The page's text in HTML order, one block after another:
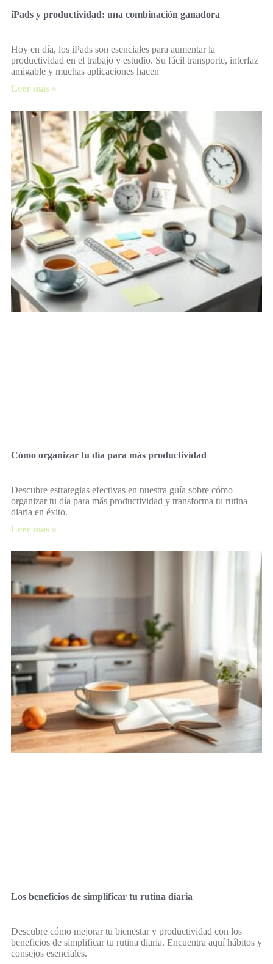
iPads y productividad: una combinación ganadora
Hoy en día, los iPads son esenciales para aumentar la
productividad en el trabajo y estudio. Su fácil transporte, interfaz
amigable y muchas aplicaciones hacen
Leer más »
Cómo organizar tu día para más productividad
Descubre estrategias efectivas en nuestra guía sobre cómo
organizar tu día para más productividad y transforma tu rutina
diaria en éxito.
Leer más »
Los beneficios de simplificar tu rutina diaria
Descubre cómo mejorar tu bienestar y productividad con los
beneficios de simplificar tu rutina diaria. Encuentra aquí hábitos y
consejos esenciales.